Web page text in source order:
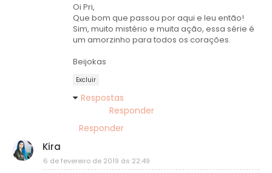
Oi Pri,
Que bom que passou por aqui e leu então!
Sim, muito mistério e muita ação, essa série é
um amorzinho para todos os corações.
Beijokas
Excluir
Respostas
Responder
Responder
Kira
6 de fevereiro de 2019 às 22:49